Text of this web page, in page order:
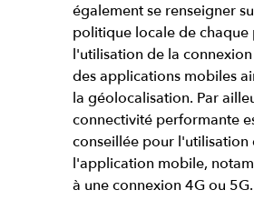
également se renseigner
politique locale de chaque
l'utilisation de la
des applications mobiles
la géolocalisation. Par
connectivité performante
conseillée pour l'utilisation
l'application mobile,
à une connexion 4G ou 5G.